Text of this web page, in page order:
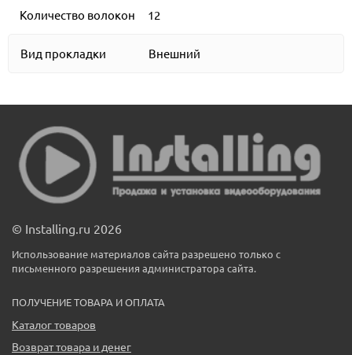
Количество волокон 12
Вид прокладки Внешний
© Installing.ru 2026
Использование материалов сайта разрешено только с
письменного разрешения администратора сайта.
ПОЛУЧЕНИЕ ТОВАРА И ОПЛАТА
Каталог товаров
Возврат товара и денег